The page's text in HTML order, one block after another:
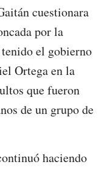
cuestionara
por la
el gobierno
Ortega en la
que fueron
de un grupo de
haciendo